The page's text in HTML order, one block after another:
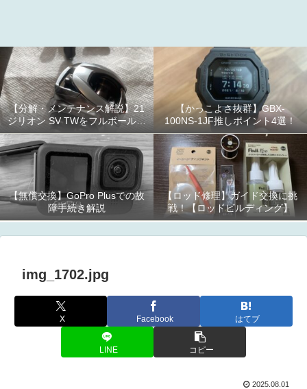
【分解・メンテナンス解説】21
ジリオン SV TWをフルボールベ
アリング化！
【かっこよさ抜群】GBX-
100NS-1JF推しポイント4選！
【無償交換】GoPro Plusでの故
障手続き解説
【ロッド修理】ガイド交換に挑
戦！【ロッドビルディング】
img_1702.jpg
X Facebook はてブ
LINE コピー
2025.08.01